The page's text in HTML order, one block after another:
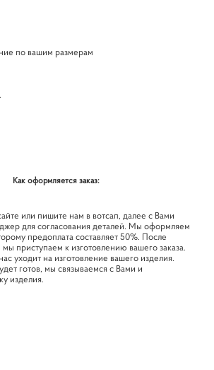
по вашим размерам
Как оформляется заказ:
или пишите нам в вотсап, далее с Вами
для согласования деталей. Мы оформляем
предоплата составляет 50%. После
приступаем к изготовлению вашего заказа.
уходит на изготовление вашего изделия.
готов, мы связываемся с Вами и
изделия.